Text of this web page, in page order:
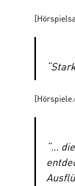
[
[
“…